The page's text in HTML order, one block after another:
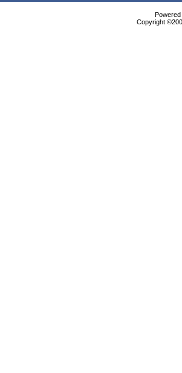
Copyright